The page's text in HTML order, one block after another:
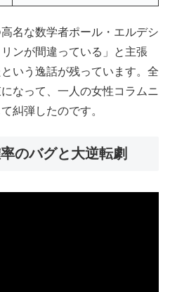
名な数学者ポール・エルデシ
ンが間違っている」と主張
いう逸話が残っています。全
なって、一人の女性コラムニ
糾弾したのです。
のバグと大逆転劇